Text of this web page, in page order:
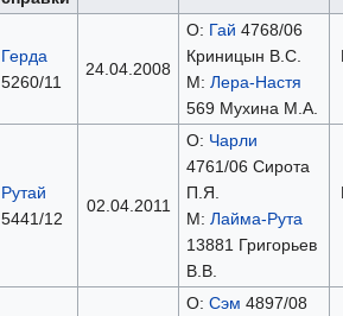
Герда
5260/11
24.04.2008
О: Гай 4768/06
Криницын В.C.
М: Лера-Настя
569 Мухина М.А.
Рутай
5441/12
02.04.2011
О: Чарли
4761/06 Сирота
П.Я.
М: Лайма-Рута
13881 Григорьев
В.В.
О: Сэм 4897/08